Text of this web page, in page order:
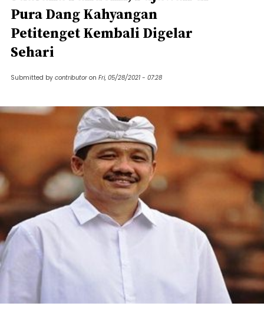
Pura Dang Kahyangan
Petitenget Kembali Digelar
Sehari
Submitted by contributor on Fri, 05/28/2021 - 07:28